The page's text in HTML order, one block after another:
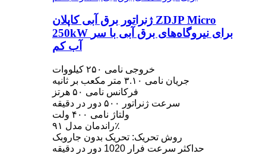
ژنراتور برق آبی کاپلان ZDJP Micro
250kW برای نیروگاه‌های برق آبی با سر
آب کم
خروجی نامی ۲۵۰ کیلووات
جریان نامی ۳.۱۰ متر مکعب بر ثانیه
فرکانس نامی ۵۰ هرتز
سرعت ژنراتور ۵۰۰ دور در دقیقه
ولتاژ نامی ۴۰۰ ولت
راندمان مدل ۹۱٪
روش تحریک: تحریک بدون جاروبک
حداکثر سرعت فرار 1020 دور در دقیقه